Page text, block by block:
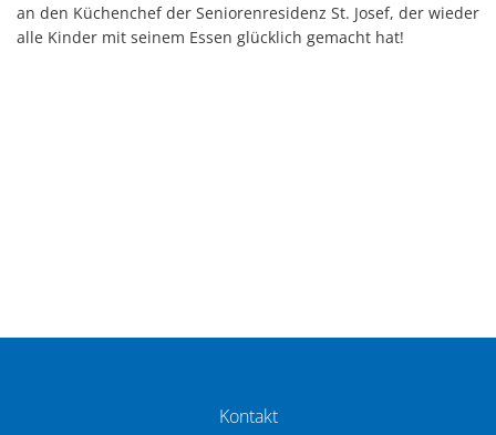
an den Küchenchef der Seniorenresidenz St. Josef, der wieder
alle Kinder mit seinem Essen glücklich gemacht hat!
Kontakt